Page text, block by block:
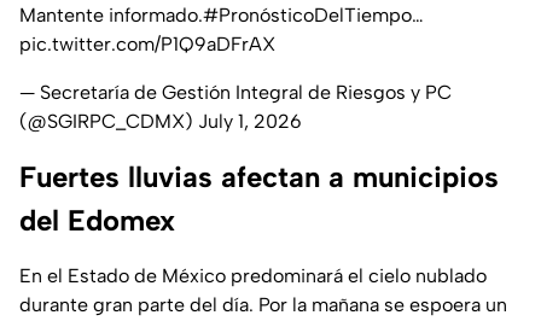
Mantente informado.#PronósticoDelTiempo…
pic.twitter.com/P1Q9aDFrAX
— Secretaría de Gestión Integral de Riesgos y PC
(@SGIRPC_CDMX) July 1, 2026
Fuertes lluvias afectan a municipios
del Edomex
En el Estado de México predominará el cielo nublado
durante gran parte del día. Por la mañana se espoera un